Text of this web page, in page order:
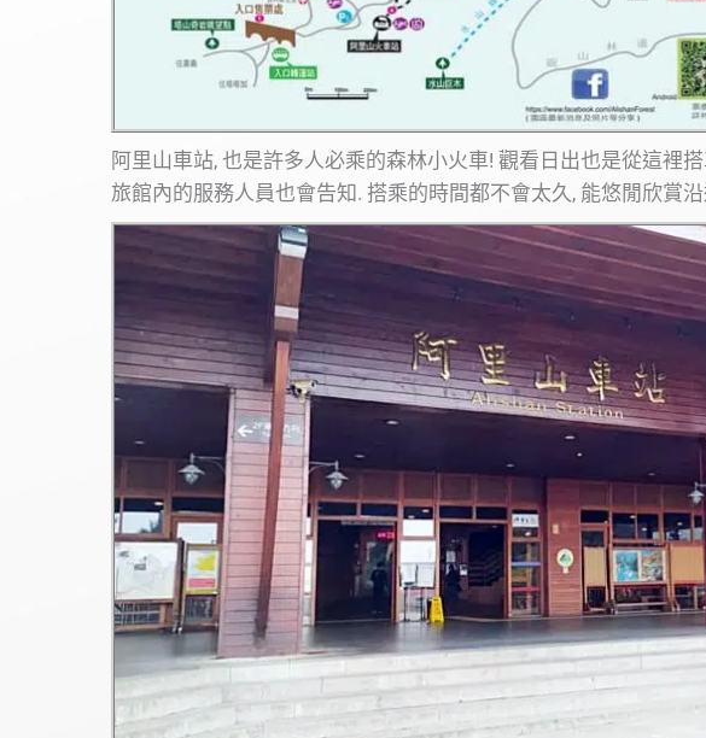
阿里山車站, 也是許多人必乘的森林小火車! 觀看日出也是從這裡
旅館內的服務人員也會告知. 搭乘的時間都不會太久, 能悠閒欣賞